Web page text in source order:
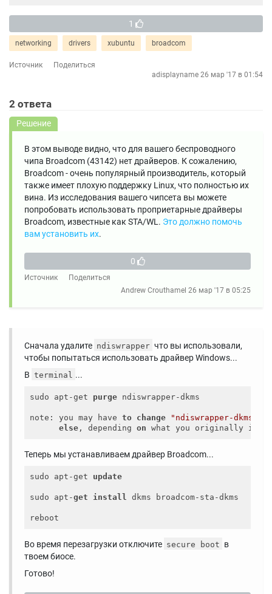
1
networking drivers xubuntu broadcom
Источник
Поделиться
adisplayname 26 мар '17 в 01:54
2 ответа
Решение
В этом выводе видно, что для вашего беспроводного
чипа Broadcom (43142) нет драйверов. К сожалению,
Broadcom - очень популярный производитель, который
также имеет плохую поддержку Linux, что полностью их
вина. Из исследования вашего чипсета вы можете
попробовать использовать проприетарные драйверы
Broadcom, известные как STA/WL. Это должно помочь
вам установить их.
0
Источник
Поделиться
Andrew Crouthamel 26 мар '17 в 05:25
Сначала удалите ndiswrapper что вы использовали,
чтобы попытаться использовать драйвер Windows...
В terminal ...
sudo apt-get purge ndiswrapper-dkms
note: you may have to change "ndiswrapper-dkms"
else , depending on
Теперь мы устанавливаем драйвер Broadcom...
sudo apt-get update
sudo apt-get install dkms broadcom-sta-dkms
Во время перезагрузки отключите secure boot в
твоем биосе.
Готово!